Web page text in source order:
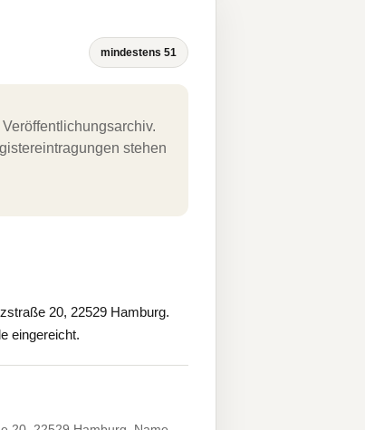
mindestens 51
stehen
20, 22529 Hamburg.
eingereicht.